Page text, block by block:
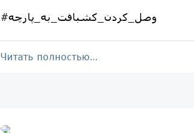
#وصل_کردن_کشبافت_به_پارچه
Читать полностью…